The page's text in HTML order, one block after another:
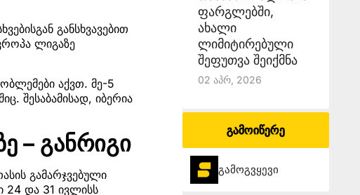
განსხვავებით
ლიგაზე
აქვთ. მე-5
შესაბამისად, იბერია
– განრიგი
გამარჯვებული
24 და 31 ივლისს
ფარგლებში,
ახალი
ლიმიტირებული
შეფუთვა შეიქმნა
02 Აპრ, 2026
გამოიწერე
გამოგვყევი